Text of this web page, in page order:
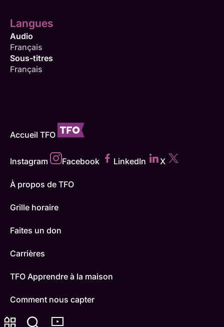
Langues
Audio
Français
Sous-titres
Français
Accueil TFO
Instagram Facebook LinkedIn X
À propos de TFO
Grille horaire
Faites un don
Carrières
TFO Apprendre à la maison
Comment nous capter
Contactez-nous